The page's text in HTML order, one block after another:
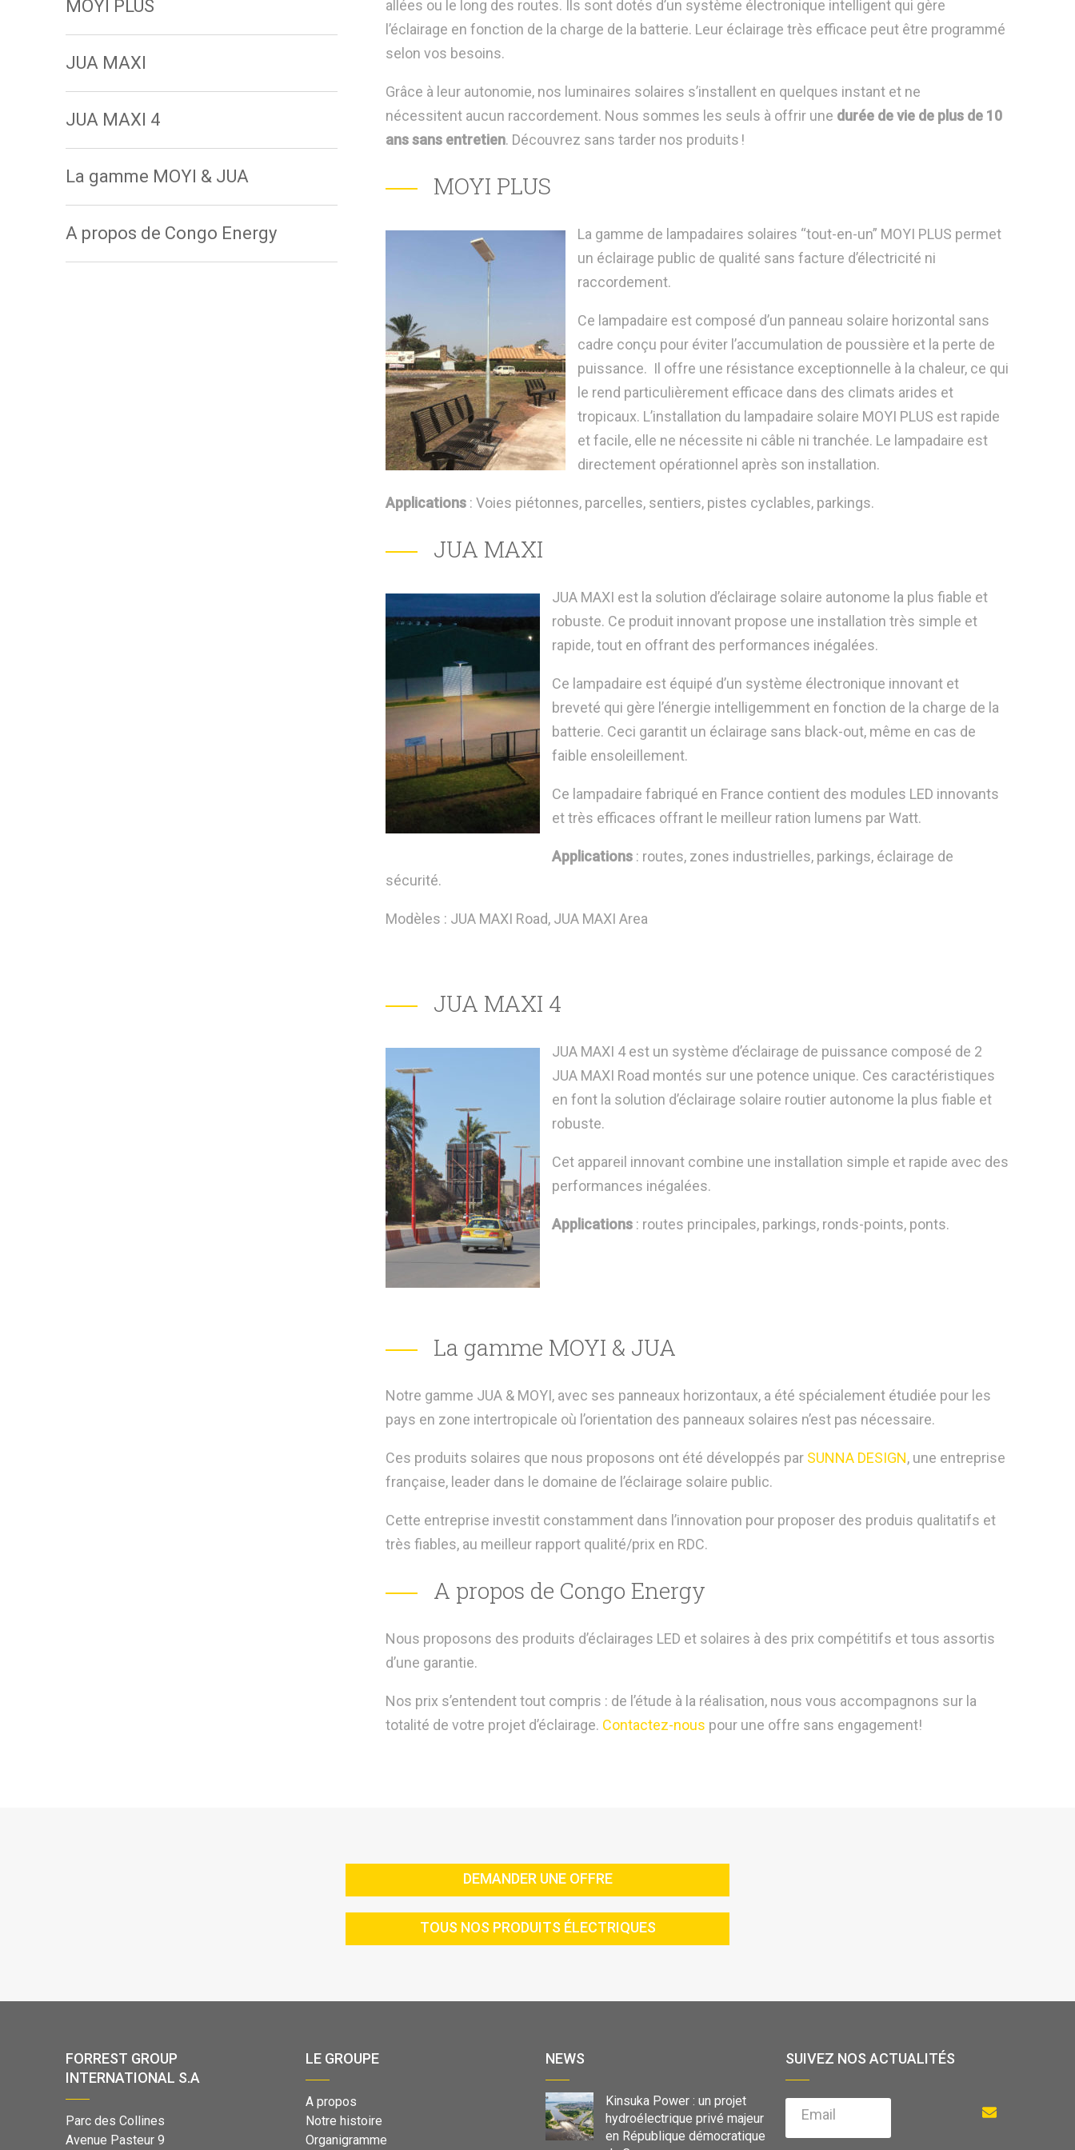
MOYI PLUS
JUA MAXI
JUA MAXI 4
La gamme MOYI & JUA
A propos de Congo Energy
allées ou le long des routes. Ils sont dotés d’un système électronique intelligent qui gère
l’éclairage en fonction de la charge de la batterie. Leur éclairage très efficace peut être programmé
selon vos besoins.
Grâce à leur autonomie, nos luminaires solaires s’installent en quelques instant et ne
nécessitent aucun raccordement. Nous sommes les seuls à offrir une durée de vie de plus de 10
ans sans entretien. Découvrez sans tarder nos produits !
MOYI PLUS
La gamme de lampadaires solaires “tout-en-un” MOYI PLUS permet
un éclairage public de qualité sans facture d’électricité ni
raccordement.
Ce lampadaire est composé d’un panneau solaire horizontal sans
cadre conçu pour éviter l’accumulation de poussière et la perte de
puissance. Il offre une résistance exceptionnelle à la chaleur, ce qui
le rend particulièrement efficace dans des climats arides et
tropicaux. L’installation du lampadaire solaire MOYI PLUS est rapide
et facile, elle ne nécessite ni câble ni tranchée. Le lampadaire est
directement opérationnel après son installation.
Applications: Voies piétonnes, parcelles, sentiers, pistes cyclables, parkings.
JUA MAXI
JUA MAXI est la solution d’éclairage solaire autonome la plus fiable et
robuste. Ce produit innovant propose une installation très simple et
rapide, tout en offrant des performances inégalées.
Ce lampadaire est équipé d’un système électronique innovant et
breveté qui gère l’énergie intelligemment en fonction de la charge de la
batterie. Ceci garantit un éclairage sans black-out, même en cas de
faible ensoleillement.
Ce lampadaire fabriqué en France contient des modules LED innovants
et très efficaces offrant le meilleur ration lumens par Watt.
Applications: routes, zones industrielles, parkings, éclairage de
sécurité.
Modèles : JUA MAXI Road, JUA MAXI Area
JUA MAXI 4
JUA MAXI 4 est un système d’éclairage de puissance composé de 2
JUA MAXI Road montés sur une potence unique. Ces caractéristiques
en font la solution d’éclairage solaire routier autonome la plus fiable et
robuste.
Cet appareil innovant combine une installation simple et rapide avec des
performances inégalées.
Applications: routes principales, parkings, ronds-points, ponts.
La gamme MOYI & JUA
Notre gamme JUA & MOYI, avec ses panneaux horizontaux, a été spécialement étudiée pour les
pays en zone intertropicale où l’orientation des panneaux solaires n’est pas nécessaire.
Ces produits solaires que nous proposons ont été développés par SUNNA DESIGN, une entreprise
française, leader dans le domaine de l’éclairage solaire public.
Cette entreprise investit constamment dans l’innovation pour proposer des produis qualitatifs et
très fiables, au meilleur rapport qualité/prix en RDC.
A propos de Congo Energy
Nous proposons des produits d’éclairages LED et solaires à des prix compétitifs et tous assortis
d’une garantie.
Nos prix s’entendent tout compris : de l’étude à la réalisation, nous vous accompagnons sur la
totalité de votre projet d’éclairage. Contactez-nous pour une offre sans engagement!
DEMANDER UNE OFFRE
TOUS NOS PRODUITS ÉLECTRIQUES
FORREST GROUP
INTERNATIONAL S.A
Parc des Collines
Avenue Pasteur 9
LE GROUPE
A propos
Notre histoire
Organigramme
NEWS
Kinsuka Power : un projet
hydroélectrique privé majeur
en République démocratique
SUIVEZ NOS ACTUALITÉS
Email